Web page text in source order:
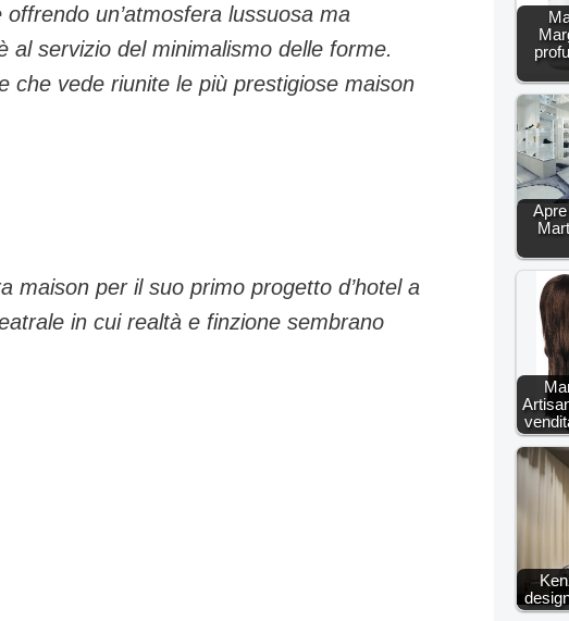
un’atmosfera lussuosa ma
servizio del minimalismo delle forme.
che vede riunite le più prestigiose maison
maison per il suo primo progetto d’hotel a
in cui realtà e finzione sembrano